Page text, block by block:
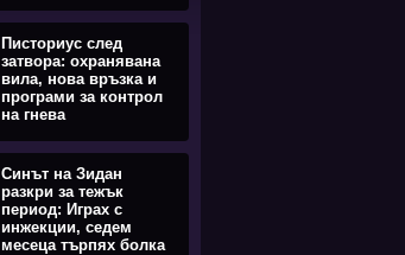
Писториус след
затвора: охранявана
вила, нова връзка и
програми за контрол
на гнева
Синът на Зидан
разкри за тежък
период: Играх с
инжекции, седем
месеца търпях болка